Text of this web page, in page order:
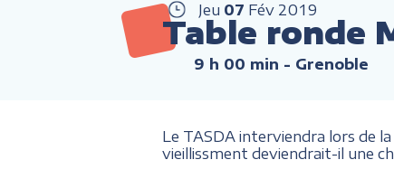
Jeu 07 Fév 2019
Table ronde
9 h 00 min - Grenoble
Le TASDA interviendra lors de
vieillissment deviendrait-il une